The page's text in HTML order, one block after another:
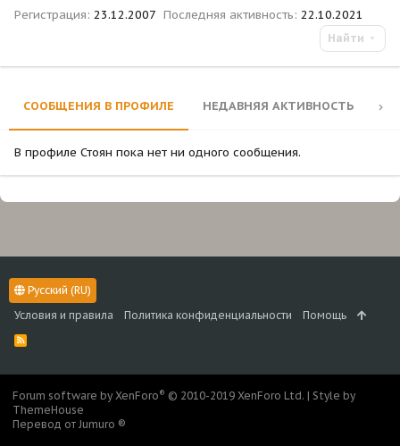
Регистрация 23.12.2007 Последняя активность 22.10.2021
Найти
СООБЩЕНИЯ В ПРОФИЛЕ НЕДАВНЯЯ АКТИВНОСТЬ
В профиле Стоян пока нет ни одного сообщения.
Русский (RU)
Условия и правила
Политика конфиденциальности Помощь
R
S
Forum software by XenForo® © 2010-2019 XenForo Ltd. | Style by
ThemeHouse
Перевод от Jumuro ®